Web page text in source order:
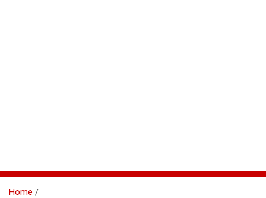
Home